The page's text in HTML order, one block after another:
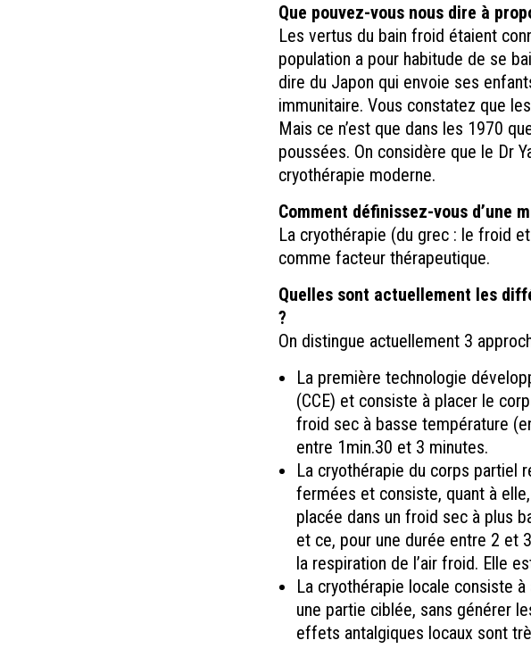
Que pouvez-vous nous dire à
Les vertus du bain froid étaient
population a pour habitude de se
dire du Japon qui envoie ses
immunitaire. Vous constatez que
Mais ce n’est que dans les 1970
poussées. On considère que le Dr
cryothérapie moderne.
Comment définissez-vous d’une
La cryothérapie (du grec : le froid
comme facteur thérapeutique.
Quelles sont actuellement les
?
On distingue actuellement 3
La première technologie
(CCE) et consiste à placer le
froid sec à basse température
entre 1min.30 et 3 minutes.
La cryothérapie du corps partiel
fermées et consiste, quant à
placée dans un froid sec à plus
et ce, pour une durée entre 2 et
la respiration de l’air froid. Elle
La cryothérapie locale consiste
une partie ciblée, sans générer
effets antalgiques locaux sont